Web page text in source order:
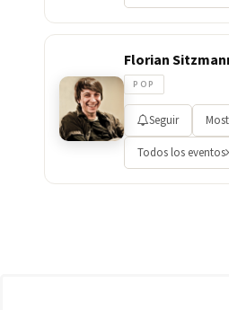
Florian
POP
Seguir
Todos los eventos